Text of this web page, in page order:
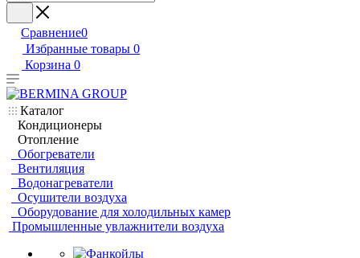
Сравнение0
Избранные товары 0
Корзина 0
Каталог
Кондиционеры
Отопление
Обогреватели
Вентиляция
Водонагреватели
Осушители воздуха
Оборудование для холодильных камер
Промышленные увлажнители воздуха